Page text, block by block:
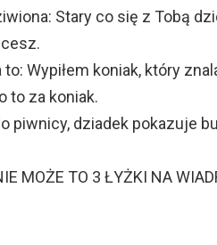
Stary co się z Tobą
to: Wypiłem koniak, który
to za koniak.
piwnicy, dziadek pokazuje
MOŻE TO 3 ŁYŻKI NA